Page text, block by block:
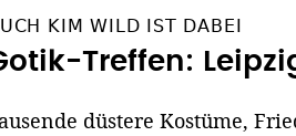
KIM WILD IST DABEI
Treffen:
düstere Kostüme,